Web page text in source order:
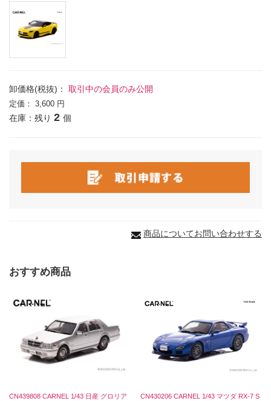
卸価格(税抜)： 取引中の会員のみ公開
定価： 3,600 円
在庫：残り 2 個
商品についてお問い合わせする
おすすめ商品
CN439808 CARNEL 1/43 日産 グロリア
CN430206 CARNEL 1/43 マツダ RX-7 S